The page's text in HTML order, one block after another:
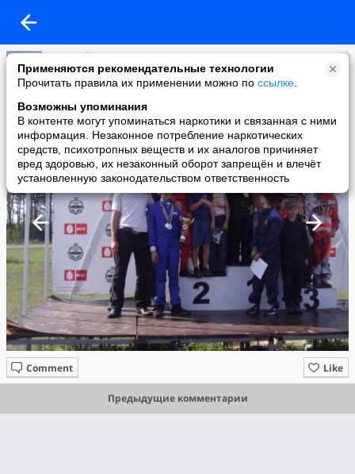
Применяются рекомендательные технологии
Прочитать правила их применении можно по ссылке
Возможны упоминания
В контенте могут упоминаться наркотики и связанная с ними
информация. Незаконное потребление наркотических
средств, психотропных веществ и их аналогов причиняет
вред здоровью, их незаконный оборот запрещён и влечёт
установленную законодательством ответственность
Валерий Петрович Озерян
added a photo
21 Jan в 13:36
Like
Comment
Предыдущие комментарии